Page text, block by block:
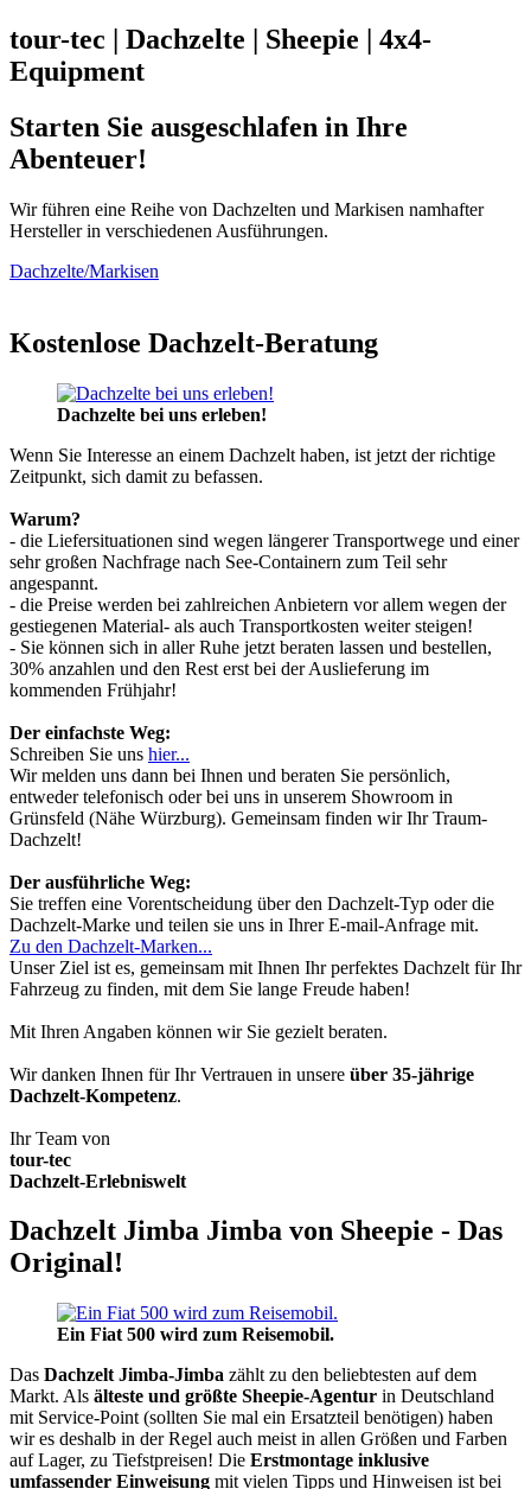
tour-tec | Dachzelte | Sheepie | 4x4-
Equipment
Starten Sie ausgeschlafen in Ihre
Abenteuer!
Wir führen eine Reihe von Dachzelten und Markisen namhafter
Hersteller in verschiedenen Ausführungen.
Dachzelte/Markisen
Kostenlose Dachzelt-Beratung
Dachzelte bei uns erleben!
Wenn Sie Interesse an einem Dachzelt haben, ist jetzt der richtige
Zeitpunkt, sich damit zu befassen.
Warum?
- die Liefersituationen sind wegen längerer Transportwege und einer
sehr großen Nachfrage nach See-Containern zum Teil sehr
angespannt.
- die Preise werden bei zahlreichen Anbietern vor allem wegen der
gestiegenen Material- als auch Transportkosten weiter steigen!
- Sie können sich in aller Ruhe jetzt beraten lassen und bestellen,
30% anzahlen und den Rest erst bei der Auslieferung im
kommenden Frühjahr!
Der einfachste Weg:
Schreiben Sie uns hier...
Wir melden uns dann bei Ihnen und beraten Sie persönlich,
entweder telefonisch oder bei uns in unserem Showroom in
Grünsfeld (Nähe Würzburg). Gemeinsam finden wir Ihr Traum-
Dachzelt!
Der ausführliche Weg:
Sie treffen eine Vorentscheidung über den Dachzelt-Typ oder die
Dachzelt-Marke und teilen sie uns in Ihrer E-mail-Anfrage mit.
Zu den Dachzelt-Marken...
Unser Ziel ist es, gemeinsam mit Ihnen Ihr perfektes Dachzelt für Ihr
Fahrzeug zu finden, mit dem Sie lange Freude haben!
Mit Ihren Angaben können wir Sie gezielt beraten.
Wir danken Ihnen für Ihr Vertrauen in unsere über 35-jährige
Dachzelt-Kompetenz.
Ihr Team von
tour-tec
Dachzelt-Erlebniswelt
Dachzelt Jimba Jimba von Sheepie - Das
Original!
Ein Fiat 500 wird zum Reisemobil.
Das Dachzelt Jimba-Jimba zählt zu den beliebtesten auf dem
Markt. Als älteste und größte Sheepie-Agentur in Deutschland
mit Service-Point (sollten Sie mal ein Ersatzteil benötigen) haben
wir es deshalb in der Regel auch meist in allen Größen und Farben
auf Lager, zu Tiefstpreisen! Die Erstmontage inklusive
umfassender Einweisung mit vielen Tipps und Hinweisen ist bei